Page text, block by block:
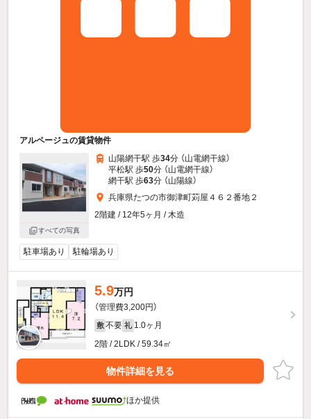
アルページュの賃貸物件
すべての写真
山陽網干駅 歩34分 （山電網干線）
平松駅 歩50分 （山電網干線）
網干駅 歩63分 （山陽線）
兵庫県たつの市御津町苅屋４６２番地２
2階建 / 12年5ヶ月 / 木造
駐車場あり 駐輪場あり
5.9万円
（管理費3,200円）
敷 不要 礼 1.0ヶ月
2階 / 2LDK / 59.34㎡
物件詳細を見る
ほか提供